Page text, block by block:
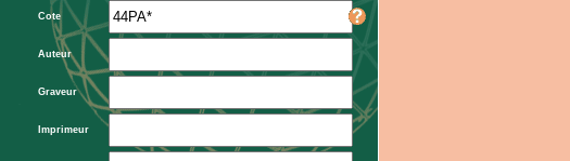
Cote
Auteur
Graveur
Imprimeur